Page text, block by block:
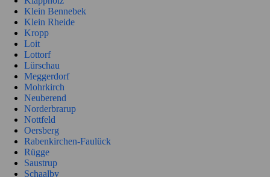
Klein Bennebek
Klein Rheide
Kropp
Loit
Lottorf
Lürschau
Meggerdorf
Mohrkirch
Neuberend
Norderbrarup
Nottfeld
Oersberg
Rabenkirchen-Faulück
Rügge
Saustrup
Schaalby